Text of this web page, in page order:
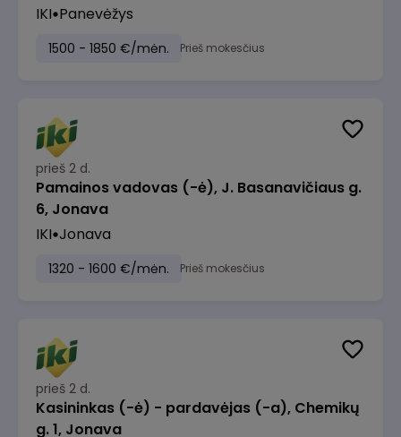
IKI Panevėžys
1500 - 1850 €/mėn. Prieš mokesčius
prieš 2 d.
Pamainos vadovas (-ė), J. Basanavičiaus g.
6, Jonava
IKI Jonava
1320 - 1600 €/mėn. Prieš mokesčius
prieš 2 d.
Kasininkas (-ė) - pardavėjas (-a), Chemikų
g. 1, Jonava